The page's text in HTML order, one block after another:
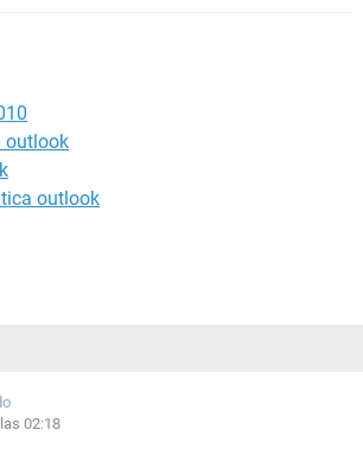
outlook
outlook
02:18